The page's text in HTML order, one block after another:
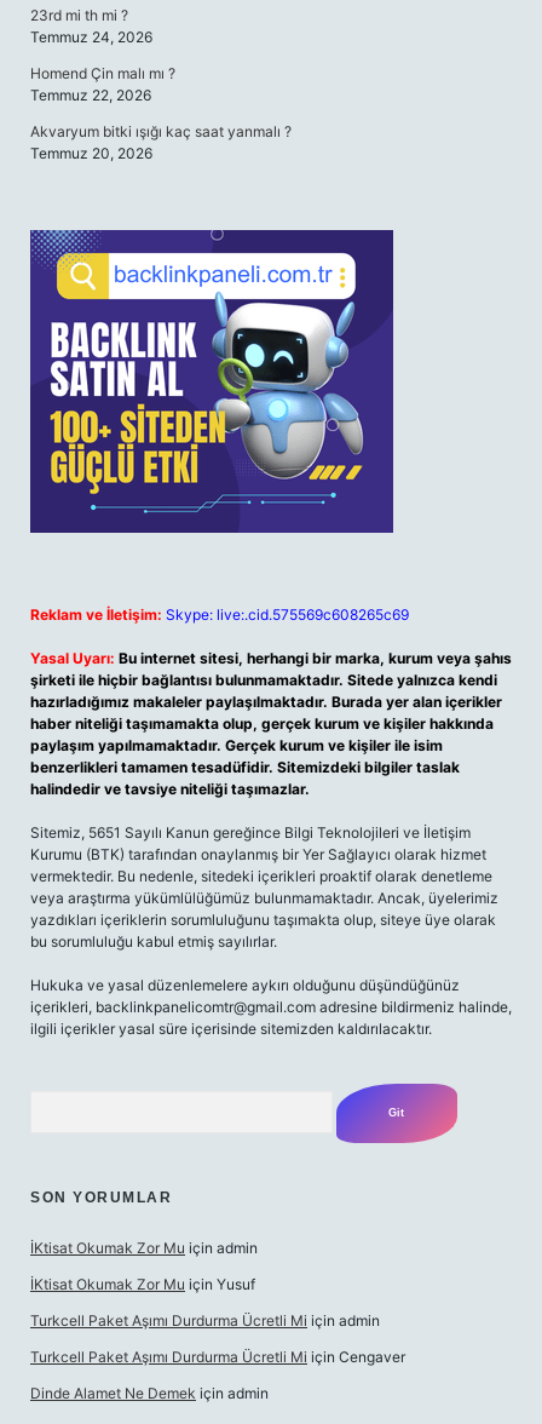
23rd mi th mi ?
Temmuz 24, 2026
Homend Çin malı mı ?
Temmuz 22, 2026
Akvaryum bitki ışığı kaç saat yanmalı ?
Temmuz 20, 2026
Reklam ve İletişim: Skype: live:.cid.575569c608265c69
Yasal Uyarı: Bu internet sitesi, herhangi bir marka, kurum veya şahıs
şirketi ile hiçbir bağlantısı bulunmamaktadır. Sitede yalnızca kendi
hazırladığımız makaleler paylaşılmaktadır. Burada yer alan içerikler
haber niteliği taşımamakta olup, gerçek kurum ve kişiler hakkında
paylaşım yapılmamaktadır. Gerçek kurum ve kişiler ile isim
benzerlikleri tamamen tesadüfidir. Sitemizdeki bilgiler taslak
halindedir ve tavsiye niteliği taşımazlar.
Sitemiz, 5651 Sayılı Kanun gereğince Bilgi Teknolojileri ve İletişim
Kurumu (BTK) tarafından onaylanmış bir Yer Sağlayıcı olarak hizmet
vermektedir. Bu nedenle, sitedeki içerikleri proaktif olarak denetleme
veya araştırma yükümlülüğümüz bulunmamaktadır. Ancak, üyelerimiz
yazdıkları içeriklerin sorumluluğunu taşımakta olup, siteye üye olarak
bu sorumluluğu kabul etmiş sayılırlar.
Hukuka ve yasal düzenlemelere aykırı olduğunu düşündüğünüz
içerikleri, backlinkpanelicomtr@gmail.com adresine bildirmeniz halinde,
ilgili içerikler yasal süre içerisinde sitemizden kaldırılacaktır.
SON YORUMLAR
İKtisat Okumak Zor Mu için admin
İKtisat Okumak Zor Mu için Yusuf
Turkcell Paket Aşımı Durdurma Ücretli Mi için admin
Turkcell Paket Aşımı Durdurma Ücretli Mi için Cengaver
Dinde Alamet Ne Demek için admin